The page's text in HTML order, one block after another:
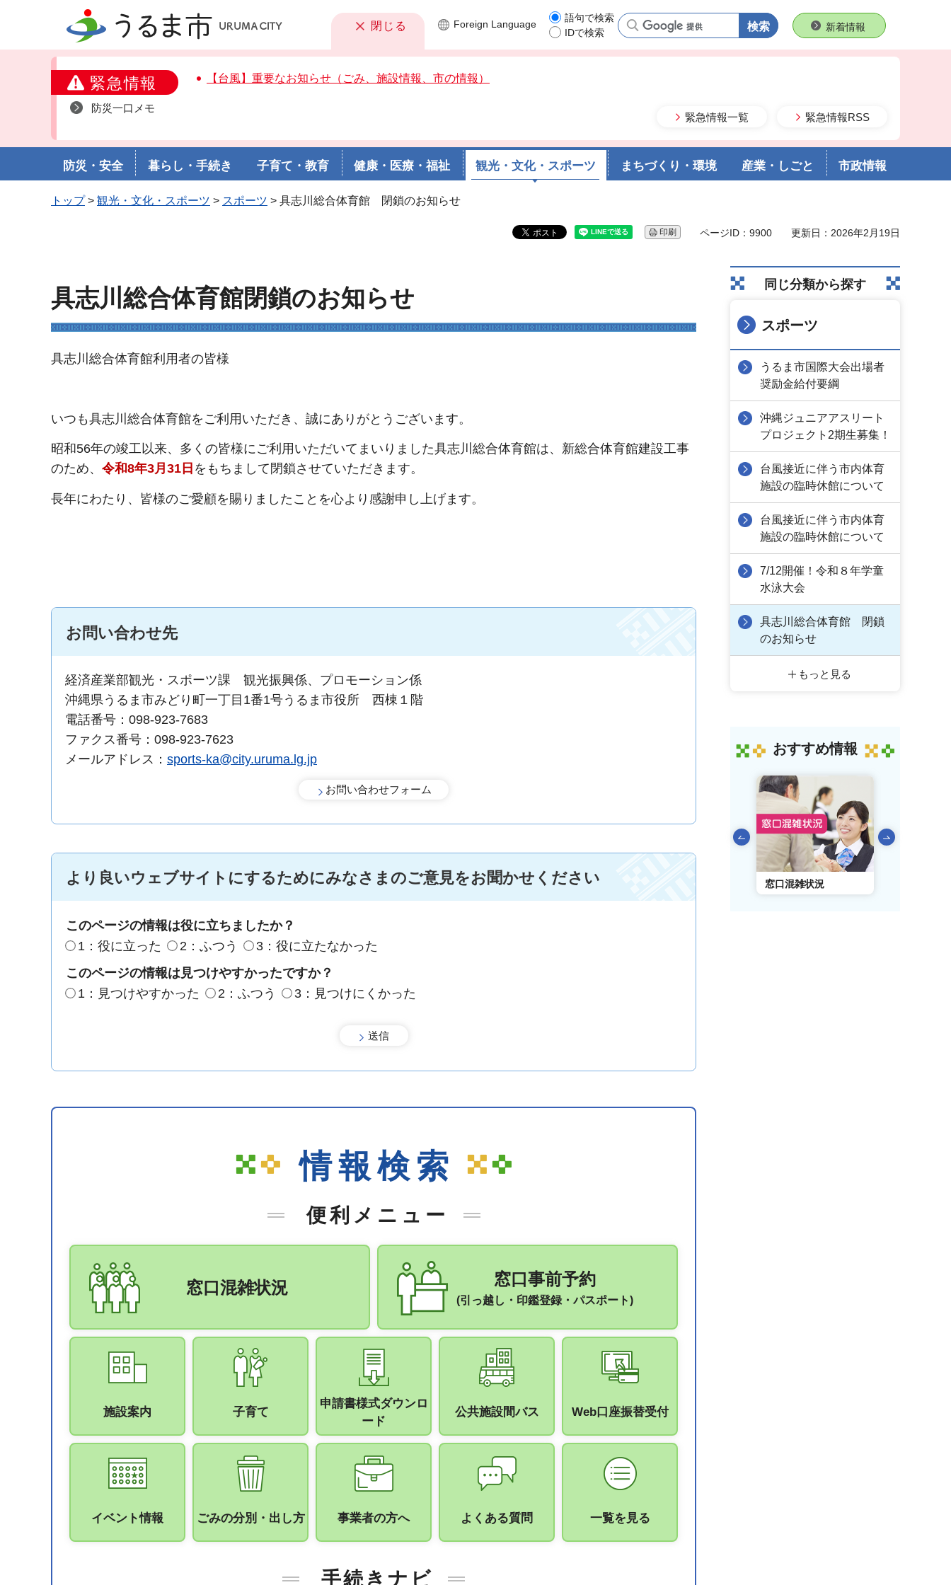
うるま市 閉じる
緊急情報
防災一口メモ
【台風】重要なお知らせ（ごみ、施設情報、市の情報）
緊急情報一覧 緊急情報RSS
Foreign Language
語句で検索
IDで検索
語句で検索新着情報
防災・安全 暮らし・手続き 子育て・教育 健康・医療・福祉 観光・文化・スポーツ まちづくり・環境 産業・しごと 市政情報
トップ> 観光・文化・スポーツ > スポーツ > 具志川総合体育館 閉鎖のお知らせ
印刷 ページID：9900 更新日：2026年2月19日
具志川総合体育館閉鎖のお知らせ
具志川総合体育館利用者の皆様
いつも具志川総合体育館をご利用いただき、誠にありがとうございます。
昭和56年の竣工以来、多くの皆様にご利用いただいてまいりました具志川総合体育館は、新総合体育館建設工事
のため、 令和8年3月31日 をもちまして閉鎖させていただきます。
長年にわたり、皆様のご愛顧を賜りましたことを心より感謝申し上げます。
お問い合わせ先
経済産業部観光・スポーツ課 観光振興係、プロモーション係
沖縄県うるま市みどり町一丁目1番1号うるま市役所 西棟１階
電話番号：098-923-7683
ファクス番号：098-923-7623
メールアドレス： sports-ka@city.uruma.lg.jp
より良いウェブサイトにするためにみなさまのご意見をお聞かせください
このページの情報は役に立ちましたか？
1：役に立った
2：ふつう
3：役に立たなかった
このページの情報は見つけやすかったですか？
1：見つけやすかった
2：ふつう 3：見つけにくかった
情報検索
便利メニュー
窓口混雑状況 窓口事前予約
(引っ越し・印鑑登録・パスポート)
施設案内 子育て
申請書様式ダウンロ
ード
公共施設間バス Web口座振替受付
イベント情報 ごみの分別・出し方 事業者の方へ よくある質問 一覧を見る
手続きナビ
同じ分類から探す
スポーツ
うるま市国際大会出場者
奨励金給付要綱
沖縄ジュニアアスリート
プロジェクト2期生募集！
台風接近に伴う市内体育
施設の臨時休館について
台風接近に伴う市内体育
施設の臨時休館について
7/12開催！令和８年学童
水泳大会
具志川総合体育館 閉鎖
のお知らせ
もっと見る
おすすめ情報
前のスライドを表示
手続きナビ 窓口混雑状況